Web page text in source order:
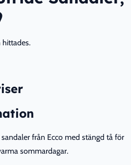
hittades.
från Ecco med stängd tå för
sommardagar.